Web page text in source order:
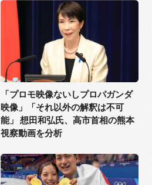
「プロモ映像ないしプロパガンダ
映像」「それ以外の解釈は不可
能」 想田和弘氏、高市首相の熊本
視察動画を分析